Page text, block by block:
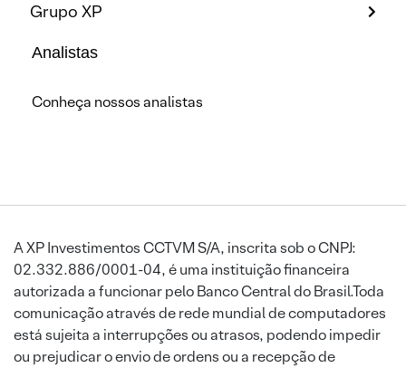
Grupo XP
Analistas
Conheça nossos analistas
A XP Investimentos CCTVM S/A, inscrita sob o CNPJ:
02.332.886/0001-04, é uma instituição financeira
autorizada a funcionar pelo Banco Central do Brasil.Toda
comunicação através de rede mundial de computadores
está sujeita a interrupções ou atrasos, podendo impedir
ou prejudicar o envio de ordens ou a recepção de